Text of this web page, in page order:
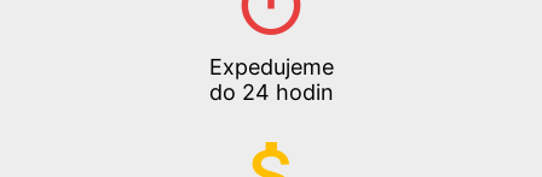
Expedujeme
do 24 hodin